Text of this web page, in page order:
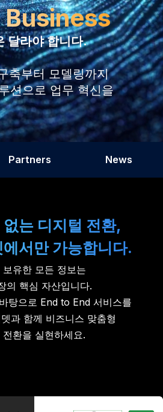
달라야 합니다.
축부터 모델링까지
션으로 업무 혁신을
Partners News
는 디지털 전환,
서만 가능합니다.
보유한 모든 정보는
의 핵심 자산입니다.
탕으로 End to End 서비스를
과 함께 비즈니스 맞춤형
전환을 실현하세요.